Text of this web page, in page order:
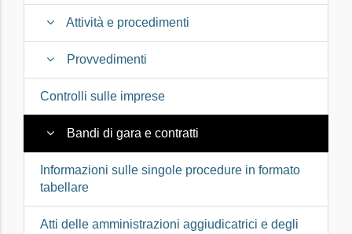
Attività e procedimenti
Provvedimenti
Controlli sulle imprese
Bandi di gara e contratti
Informazioni sulle singole procedure in formato
tabellare
Atti delle amministrazioni aggiudicatrici e degli